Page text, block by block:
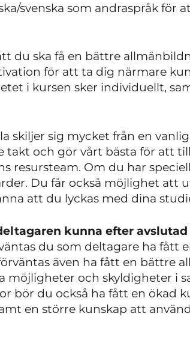
svenska som andraspråk
du ska få en bättre
för att ta dig närmare
i kursen sker individuellt,
skiljer sig mycket från en
takt och gör vårt bästa för att
resursteam. Om du har
Du får också möjlighet att
att du lyckas med dina
kunna efter
du som deltagare ha fått
även ha fått en bättre
möjligheter och skyldigheter i
bör du också ha fått en ökad
en större kunskap att